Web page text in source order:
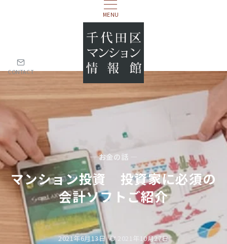
MENU
CONTACT
— お金の話 —
マンション投資 投資家に必須の
会計ソフトご紹介
2021年6月13日 2021年10月27日